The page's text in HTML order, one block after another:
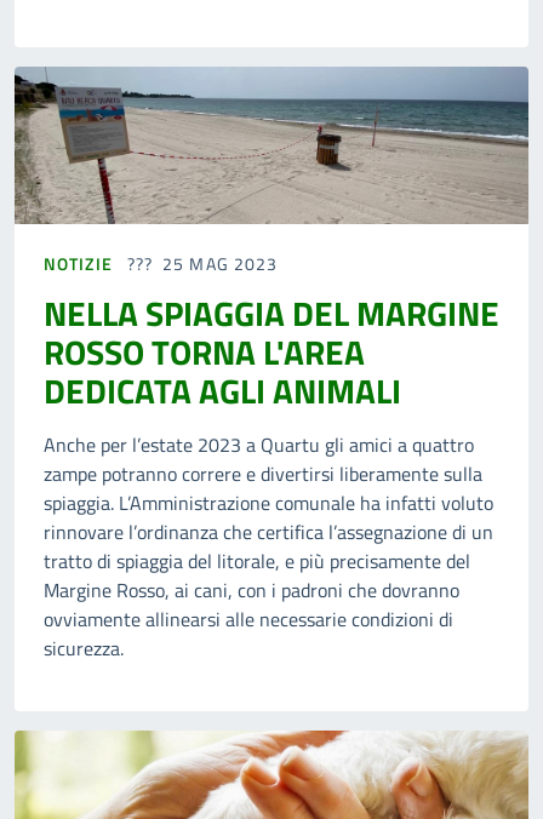
NOTIZIE 25 MAG 2023
NELLA SPIAGGIA DEL MARGINE
ROSSO TORNA L'AREA
DEDICATA AGLI ANIMALI
Anche per l’estate 2023 a Quartu gli amici a quattro
zampe potranno correre e divertirsi liberamente sulla
spiaggia. L’Amministrazione comunale ha infatti voluto
rinnovare l’ordinanza che certifica l’assegnazione di un
tratto di spiaggia del litorale, e più precisamente del
Margine Rosso, ai cani, con i padroni che dovranno
ovviamente allinearsi alle necessarie condizioni di
sicurezza.